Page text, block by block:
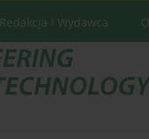
Redakcja i Wydawca